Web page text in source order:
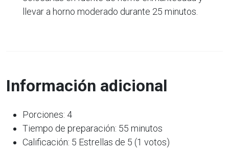
llevar a horno moderado durante 25 minutos.
Información adicional
Porciones: 4
Tiempo de preparación: 55 minutos
Calificación: 5 Estrellas de 5 (1 votos)